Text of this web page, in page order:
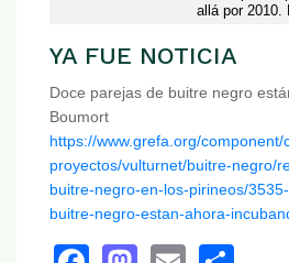
allá por 2010.
YA FUE NOTICIA
Doce parejas de buitre negro
Boumort
https://www.grefa.org/
proyectos/vulturnet/buitre-negro/
buitre-negro-en-los-pirineos/
buitre-negro-estan-ahora-